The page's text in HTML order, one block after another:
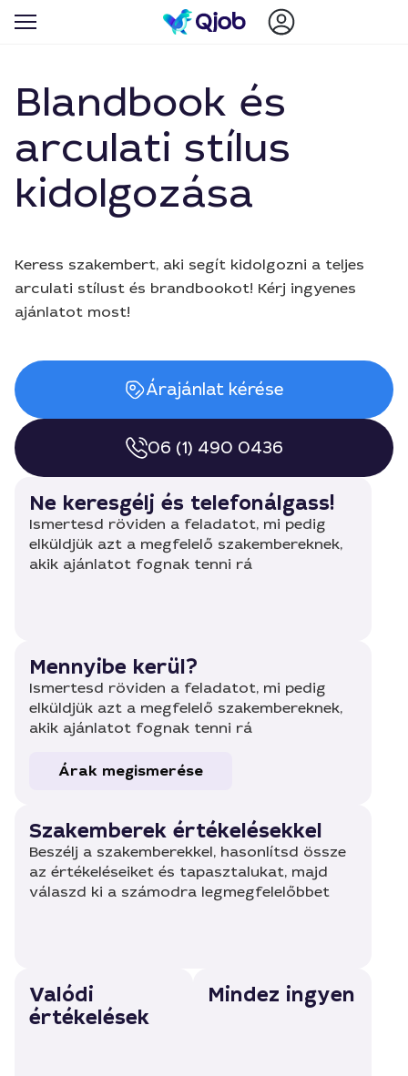
Blandbook és
arculati stílus
kidolgozása
Keress szakembert, aki segít kidolgozni a teljes
arculati stílust és brandbookot! Kérj ingyenes
ajánlatot most!
Árajánlat kérése
06 (1) 490 0436
Ne keresgélj és telefonálgass!
Ismertesd röviden a feladatot, mi pedig
elküldjük azt a megfelelő szakembereknek,
akik ajánlatot fognak tenni rá
Mennyibe kerül?
Ismertesd röviden a feladatot, mi pedig
elküldjük azt a megfelelő szakembereknek,
akik ajánlatot fognak tenni rá
Árak megismerése
Szakemberek értékelésekkel
Beszélj a szakemberekkel, hasonlítsd össze
az értékeléseiket és tapasztalukat, majd
válaszd ki a számodra legmegfelelőbbet
Valódi
értékelések
Mindez ingyen